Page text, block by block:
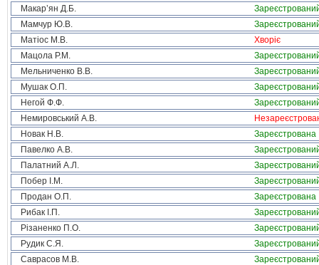
Макар’ян Д.Б.
Мамчур Ю.В.
Матіос М.В.
Хворіє
Мацола Р.М.
Мельниченко В.В.
Мушак О.П.
Негой Ф.Ф.
Немировський А.В.
Новак Н.В.
Зареєстрована
Павелко А.В.
Палатний А.Л.
Побер І.М.
Продан О.П.
Зареєстрована
Рибак І.П.
Різаненко П.О.
Рудик С.Я.
Саврасов М.В.